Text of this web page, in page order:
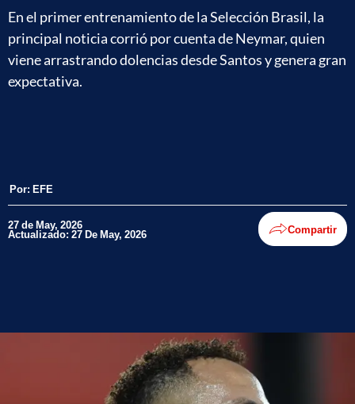
En el primer entrenamiento de la Selección Brasil, la
principal noticia corrió por cuenta de Neymar, quien
viene arrastrando dolencias desde Santos y genera gran
expectativa.
Por: EFE
27 de May, 2026
Actualizado: 27 De May, 2026 Compartir